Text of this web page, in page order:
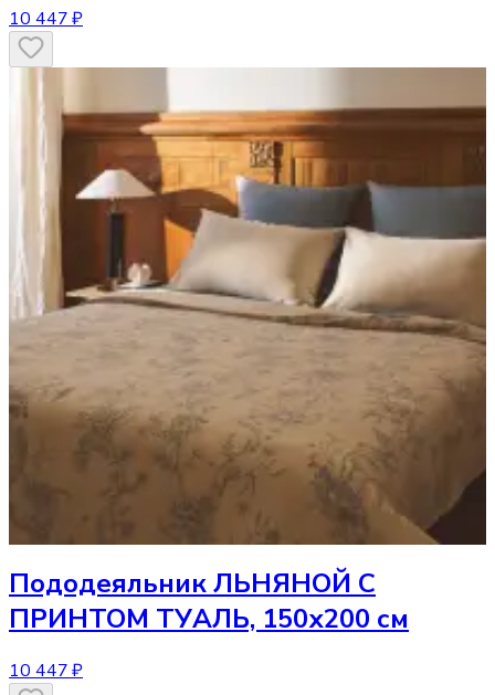
10 447 ₽
ПододеяльникЛЬНЯНОЙ С
ПРИНТОМ ТУАЛЬ, 150х200 см
10 447 ₽